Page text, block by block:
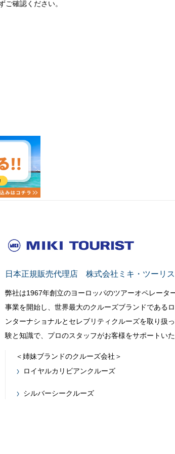
確認ください。
日本正規販売代理店 株式会社ミキ・ツーリス
弊社は1967年創立のヨーロッパのツアーオペレータ
事業を開始し、世界最大のクルーズブランドである
ンターナショナルとセレブリティクルーズを取り扱
験と知識で、プロのスタッフがお客様をサポートいた
＜姉妹ブランドのクルーズ会社＞
ロイヤルカリビアンクルーズ
シルバーシークルーズ